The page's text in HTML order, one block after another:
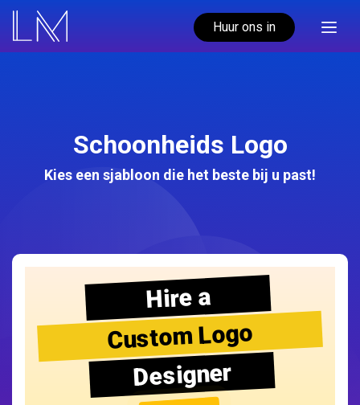
Huur ons in
Schoonheids Logo
Kies een sjabloon die het beste bij u past!
Hire a
Custom Logo
Designer